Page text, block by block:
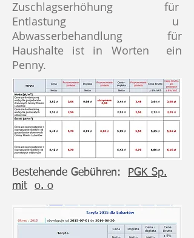
Zuschlagserhöhung für
Entlastung u
Abwasserbehandlung für
Haushalte ist in Worten
ein
Penny.
Bestehende Gebühren:
PGK Sp.
mit
o. o